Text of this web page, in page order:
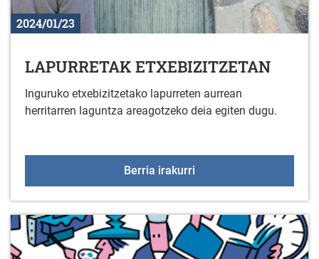
2024/01/23
LAPURRETAK ETXEBIZITZETAN
Inguruko etxebizitzetako lapurreten aurrean
herritarren laguntza areagotzeko deia egiten dugu.
Berria irakurri